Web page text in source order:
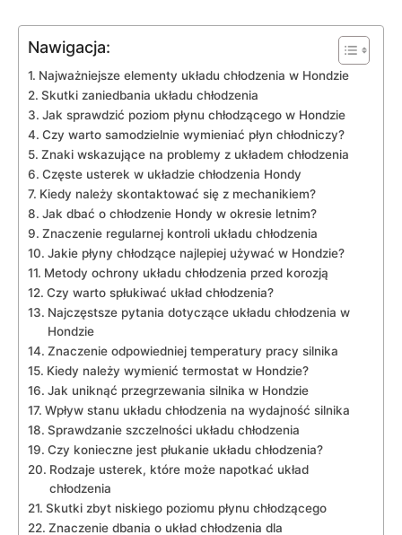
Nawigacja:
Najważniejsze elementy układu ​chłodzenia w Hondzie
Skutki zaniedbania ​układu chłodzenia
Jak sprawdzić poziom ⁤płynu chłodzącego w Hondzie
Czy warto samodzielnie wymieniać płyn​ chłodniczy?
Znaki wskazujące na problemy z układem chłodzenia
Częste usterek w układzie chłodzenia Hondy
Kiedy ​należy skontaktować się z mechanikiem?
Jak ⁤dbać ‌o chłodzenie Hondy ⁤w okresie letnim?
Znaczenie regularnej kontroli układu chłodzenia
Jakie płyny​ chłodzące najlepiej ⁣używać w​ Hondzie?
Metody ochrony układu chłodzenia przed korozją
Czy warto spłukiwać​ układ chłodzenia?
Najczęstsze pytania‍ dotyczące układu chłodzenia w
Hondzie
Znaczenie odpowiedniej​ temperatury pracy ⁤silnika
Kiedy należy wymienić‍ termostat w⁣ Hondzie?
Jak‌ uniknąć przegrzewania silnika w⁢ Hondzie
Wpływ stanu ‌układu chłodzenia na wydajność silnika
Sprawdzanie szczelności układu ⁢chłodzenia
Czy konieczne jest płukanie układu chłodzenia?
Rodzaje usterek, które może napotkać ⁢układ
chłodzenia
Skutki zbyt⁢ niskiego poziomu płynu ‍chłodzącego
Znaczenie dbania⁣ o układ chłodzenia dla